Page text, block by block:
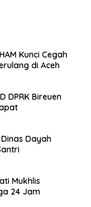
Kunci Cegah
di Aceh
DPRK Bireuen
Dayah
Mukhlis
24 Jam